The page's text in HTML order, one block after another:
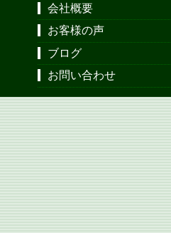
会社概要
お客様の声
ブログ
お問い合わせ